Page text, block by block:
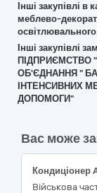
Інші закупівлі в
меблево-
Інші
ПІДПРИЄМСТВО
ОБ'ЄДНАННЯ "
ІНТЕНСИВНИХ
ДОПОМОГИ"
Вас може
Кондиціонер
Військова